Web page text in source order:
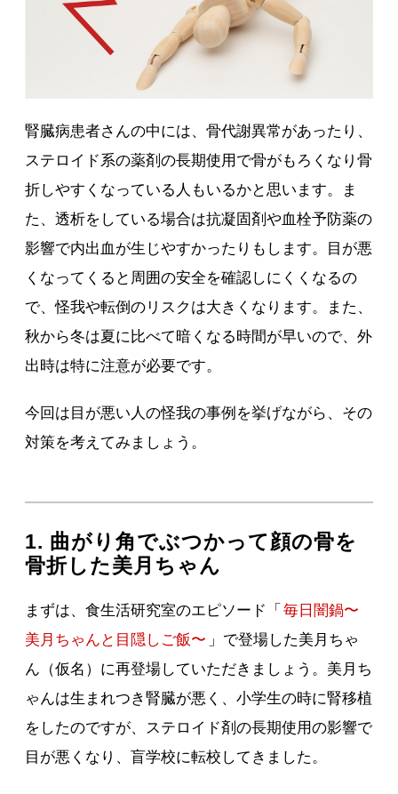
腎臓病患者さんの中には、骨代謝異常があったり、
ステロイド系の薬剤の長期使用で骨がもろくなり骨
折しやすくなっている人もいるかと思います。ま
た、透析をしている場合は抗凝固剤や血栓予防薬の
影響で内出血が生じやすかったりもします。目が悪
くなってくると周囲の安全を確認しにくくなるの
で、怪我や転倒のリスクは大きくなります。また、
秋から冬は夏に比べて暗くなる時間が早いので、外
出時は特に注意が必要です。
今回は目が悪い人の怪我の事例を挙げながら、その
対策を考えてみましょう。
1. 曲がり角でぶつかって顔の骨を
骨折した美月ちゃん
まずは、食生活研究室のエピソード「 毎日闇鍋〜
美月ちゃんと目隠しご飯〜 」で登場した美月ちゃ
ん（仮名）に再登場していただきましょう。美月ち
ゃんは生まれつき腎臓が悪く、小学生の時に腎移植
をしたのですが、ステロイド剤の長期使用の影響で
目が悪くなり、盲学校に転校してきました。